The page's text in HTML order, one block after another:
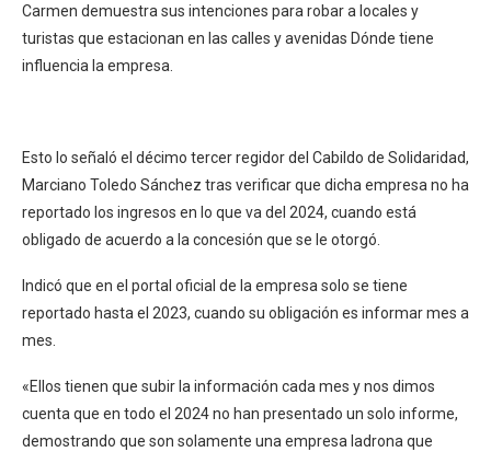
Carmen demuestra sus intenciones para robar a locales y
turistas que estacionan en las calles y avenidas Dónde tiene
influencia la empresa.
Esto lo señaló el décimo tercer regidor del Cabildo de Solidaridad,
Marciano Toledo Sánchez tras verificar que dicha empresa no ha
reportado los ingresos en lo que va del 2024, cuando está
obligado de acuerdo a la concesión que se le otorgó.
Indicó que en el portal oficial de la empresa solo se tiene
reportado hasta el 2023, cuando su obligación es informar mes a
mes.
«Ellos tienen que subir la información cada mes y nos dimos
cuenta que en todo el 2024 no han presentado un solo informe,
demostrando que son solamente una empresa ladrona que